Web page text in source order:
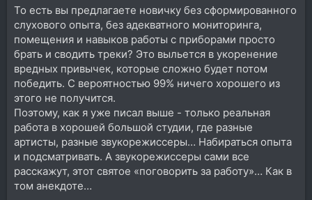
То есть вы предлагаете новичку без сформированного
слухового опыта, без адекватного мониторинга,
помещения и навыков работы с приборами просто
брать и сводить треки? Это выльется в укоренение
вредных привычек, которые сложно будет потом
победить. С вероятностью 99% ничего хорошего из
этого не получится.
Поэтому, как я уже писал выше - только реальная
работа в хорошей большой студии, где разные
артисты, разные звукорежиссеры… Набираться опыта
и подсматривать. А звукорежиссеры сами все
расскажут, этот святое «поговорить за работу»… Как в
том анекдоте…